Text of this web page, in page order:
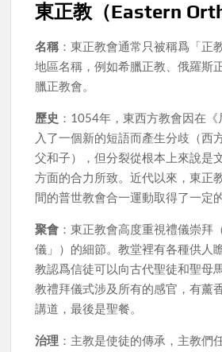
東正教（Eastern
名稱 ：東正教會通常只被稱爲「正
地區名稱，例如希臘正教、俄羅斯
臘正教會。
歷史 ：1054年，東西方教會因在
入了一個新的短語而產生分歧（西
父和子），但分裂從根本上來說是
方面的合力所致。近代以來，東正
間的普世教會合一運動取得了一定
聚會 ：東正教會高度重視禮儀崇拜
儀」）的細節。教堂裡有各種供人
教認爲信徒可以向古代聖徒和聖母
教禮拜儀式涉及所有的感官，有薰
講道，最後是聖餐。
治理 ：主教是使徒的傳承，主教們